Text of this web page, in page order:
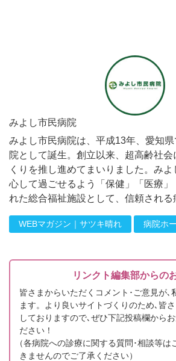
みよし市民病院
みよし市民病院は、平成13年、愛知
院として誕生。創立以来、超高齢社
くりを推し進めてまいりました。み
心して過ごせるよう「保健」「医療」
れた総合福祉施設として、信頼される
WEBマガジン｜サツキ晴れ 病院ホ
リンクト編集部からの
皆さまからいただくコメント･ご意見が､
ます。より良いサイトづくりのため､皆
しておりますので､ぜひ下記投稿欄から
ださい！
（各病院への診療に関する質問･相談等は
きませんのでご了承ください）